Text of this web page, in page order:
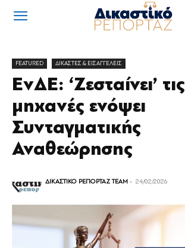
FEATURED ΔΙΚΑΣΤΕΣ & ΕΙΣΑΓΓΕΛΕΙΣ
ΕνΔΕ: ‘Ζεσταίνει’ τις
μηχανές ενόψει
Συνταγματικής
Αναθεώρησης
ΔΙΚΑΣΤΙΚΟ ΡΕΠΟΡΤΑΖ TEAM - 24/02/2026